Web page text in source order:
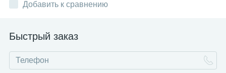
Добавить к сравнению
Быстрый заказ